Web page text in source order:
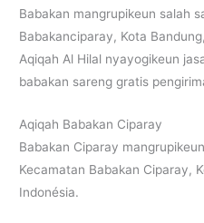
Babakan mangrupikeun salah
Babakanciparay, Kota
Aqiqah Al Hilal nyayogikeun
babakan sareng gratis
Aqiqah Babakan Ciparay
Babakan Ciparay
Kecamatan Babakan Ciparay,
Indonésia.